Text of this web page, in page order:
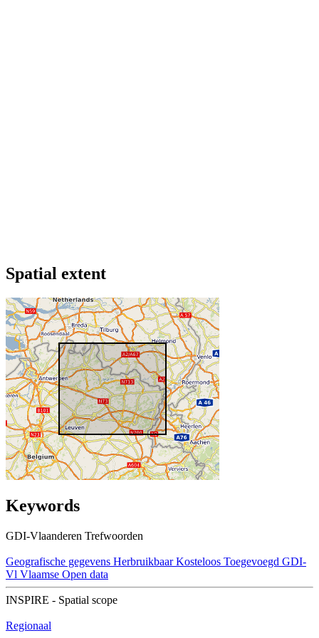
Spatial extent
Keywords
GDI-Vlaanderen Trefwoorden
Geografische gegevens Herbruikbaar Kosteloos Toegevoegd GDI-
Vl Vlaamse Open data
INSPIRE - Spatial scope
Regionaal